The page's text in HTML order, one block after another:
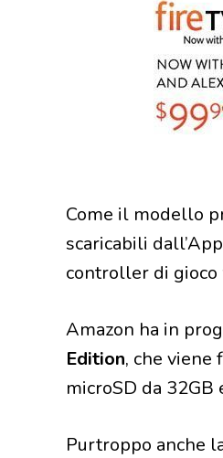
Come il modello
scaricabili
controller di gioco
Amazon ha in
Edition, che viene
microSD da 32GB
Purtroppo anche